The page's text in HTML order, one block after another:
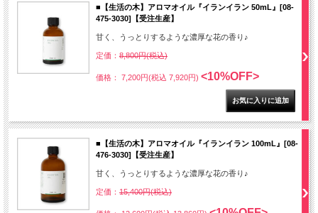
■【生活の木】アロマオイル『イランイラン 50mL』[08-
475-3030]【受注生産】
甘く、うっとりするような濃厚な花の香り♪
定価： 8,800円(税込)
価格： 7,200円(税込 7,920円) <10%OFF>
■【生活の木】アロマオイル『イランイラン 100mL』[08-
476-3030]【受注生産】
甘く、うっとりするような濃厚な花の香り♪
定価： 15,400円(税込)